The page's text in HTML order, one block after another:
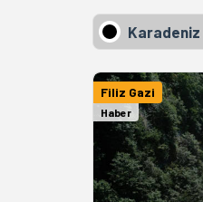
Karadeniz
Filiz Gazi
Haber